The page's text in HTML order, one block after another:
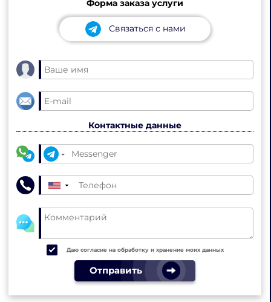
Форма заказа услуги
Связаться с нами
Контактные данные
▼
Даю согласие на обработку и хранение моих данных
Отправить